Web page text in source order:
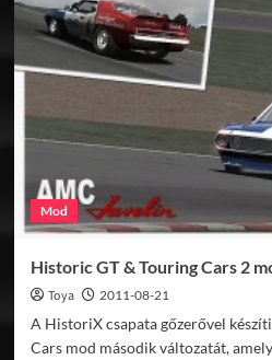
szezonnyitó
Mod
Historic GT & Touring Cars 2
Toya 2011-08-21
A HistoriX csapata gőzerővel
Cars mod második változatát,